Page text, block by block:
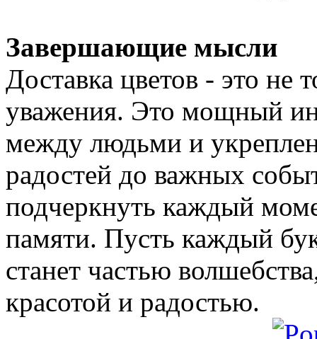
Завершающие мысли
Доставка цветов - это не
уважения. Это мощный
между людьми и
радостей до важных
подчеркнуть каждый
памяти. Пусть каждый
станет частью
красотой и радостью.